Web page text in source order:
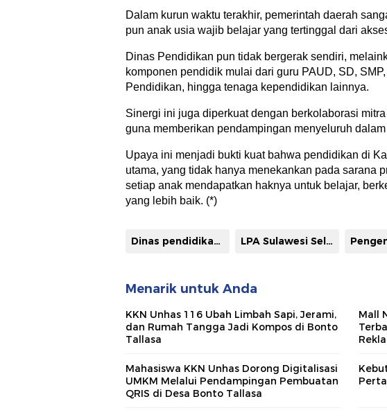
Dalam kurun waktu terakhir, pemerintah daerah
pun anak usia wajib belajar yang tertinggal dari
Dinas Pendidikan pun tidak bergerak sendiri,
komponen pendidik mulai dari guru PAUD, SD,
Pendidikan, hingga tenaga kependidikan lainnya.
Sinergi ini juga diperkuat dengan berkolaborasi
guna memberikan pendampingan menyeluruh
Upaya ini menjadi bukti kuat bahwa pendidikan di
utama, yang tidak hanya menekankan pada sarana
setiap anak mendapatkan haknya untuk belajar,
yang lebih baik. (*)
Dinas pendidikan dan kebudayaan kabupaten Jeneponto LPA Sulawesi Selatan
Menarik untuk Anda
KKN Unhas 116 Ubah Limbah Sapi, Jerami,
dan Rumah Tangga Jadi Kompos di Bonto
Tallasa
Mall
Mahasiswa KKN Unhas Dorong Digitalisasi
UMKM Melalui Pendampingan Pembuatan
QRIS di Desa Bonto Tallasa